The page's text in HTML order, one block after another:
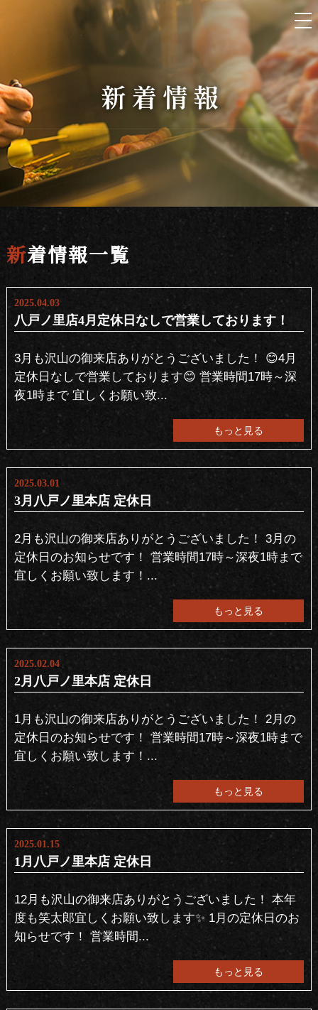
新着情報一覧
2025.04.03
八戸ノ里店4月定休日なしで営業しております！
3月も沢山の御来店ありがとうございました！ 😊4月
定休日なしで営業しております😊 営業時間17時～深
夜1時まで 宜しくお願い致...
もっと見る
2025.03.01
3月八戸ノ里本店 定休日
2月も沢山の御来店ありがとうございました！ 3月の
定休日のお知らせです！ 営業時間17時～深夜1時まで
宜しくお願い致します！...
もっと見る
2025.02.04
2月八戸ノ里本店 定休日
1月も沢山の御来店ありがとうございました！ 2月の
定休日のお知らせです！ 営業時間17時～深夜1時まで
宜しくお願い致します！...
もっと見る
2025.01.15
1月八戸ノ里本店 定休日
12月も沢山の御来店ありがとうございました！ 本年
度も笑太郎宜しくお願い致します✨ 1月の定休日のお
知らせです！ 営業時間...
もっと見る